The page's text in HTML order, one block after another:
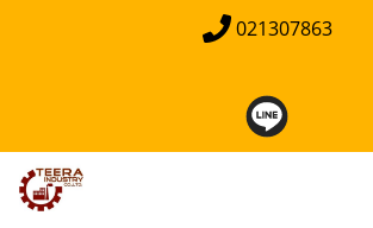
021307863